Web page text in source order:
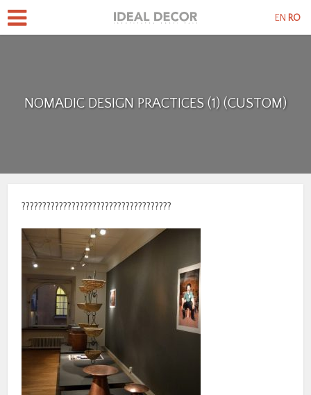
NOMADIC DESIGN PRACTICES (1) (CUSTOM)
????????????????????????????????????
EN RO